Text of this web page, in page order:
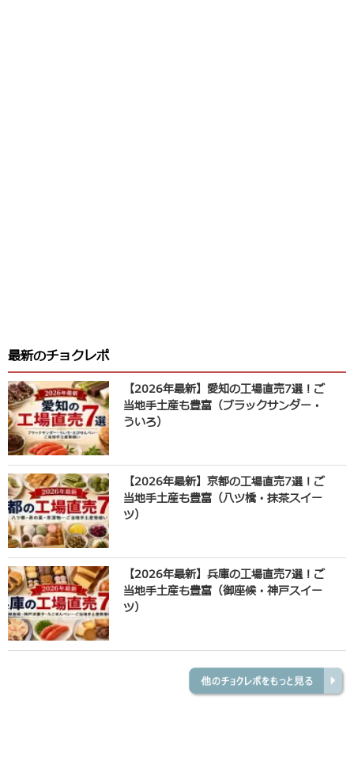
最新のチョクレポ
【2026年最新】愛知の工場直売7選！ご
当地手土産も豊富（ブラックサンダー・
ういろ）
【2026年最新】京都の工場直売7選！ご
当地手土産も豊富（八ツ橋・抹茶スイー
ツ）
【2026年最新】兵庫の工場直売7選！ご
当地手土産も豊富（御座候・神戸スイー
ツ）